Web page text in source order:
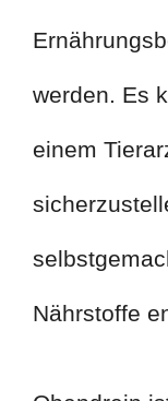
werden. Es
einem
Nährstoffe